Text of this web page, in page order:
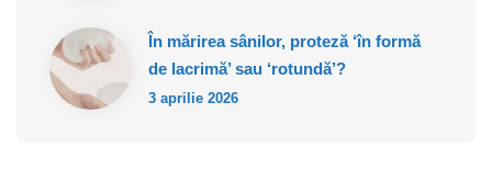
În mărirea sânilor, proteză ‘în formă
de lacrimă’ sau ‘rotundă’?
3 aprilie 2026